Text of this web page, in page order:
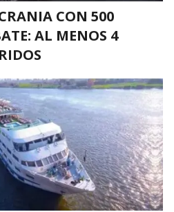
CON 500
AL MENOS 4